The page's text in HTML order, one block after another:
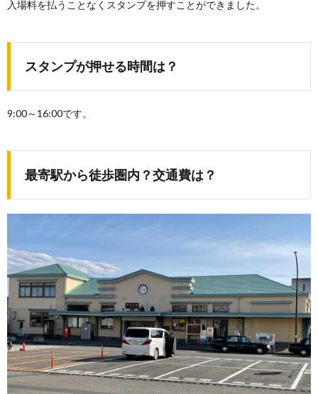
入場料を払うことなくスタンプを押すことができました。
スタンプが押せる時間は？
9:00～16:00です。
最寄駅から徒歩圏内？交通費は？